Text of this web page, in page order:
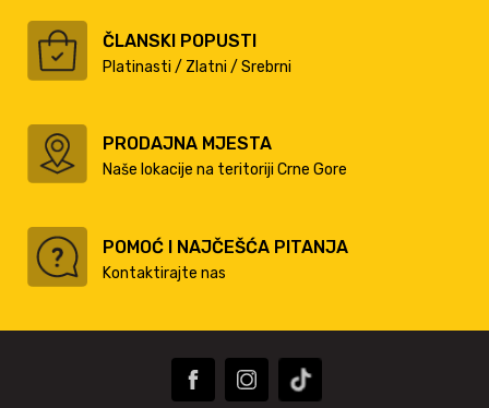
ČLANSKI POPUSTI
Platinasti / Zlatni / Srebrni
PRODAJNA MJESTA
Naše lokacije na teritoriji Crne Gore
POMOĆ I NAJČEŠĆA PITANJA
Kontaktirajte nas